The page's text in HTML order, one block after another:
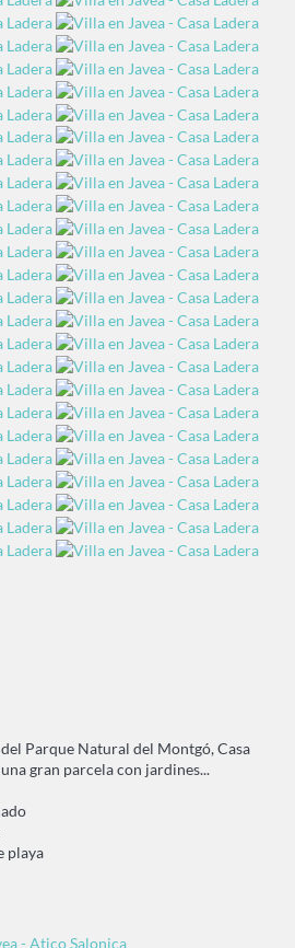
Parque Natural del Montgó, Casa
gran parcela con jardines...
playa